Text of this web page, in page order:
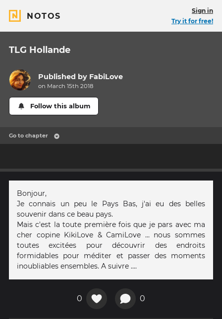
NOTOS
Sign in
Try it for free!
TLG Hollande
Published by FabiLove
on March 15th 2018
Follow this album
Go to chapter
Bonjour,
Je connais un peu le Pays Bas, j'ai eu des belles
souvenir dans ce beau pays.
Mais c'est la toute première fois que je pars avec ma
cher copine KikiLove & CamiLove ... nous sommes
toutes excitées pour découvrir des endroits
formidables pour méditer et passer des moments
inoubliables ensembles. A suivre ....
0 0